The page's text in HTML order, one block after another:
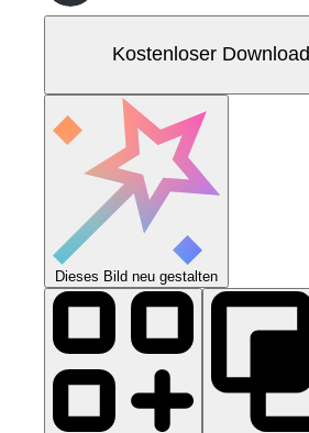
Kostenloser Download
Dieses Bild neu gestalten